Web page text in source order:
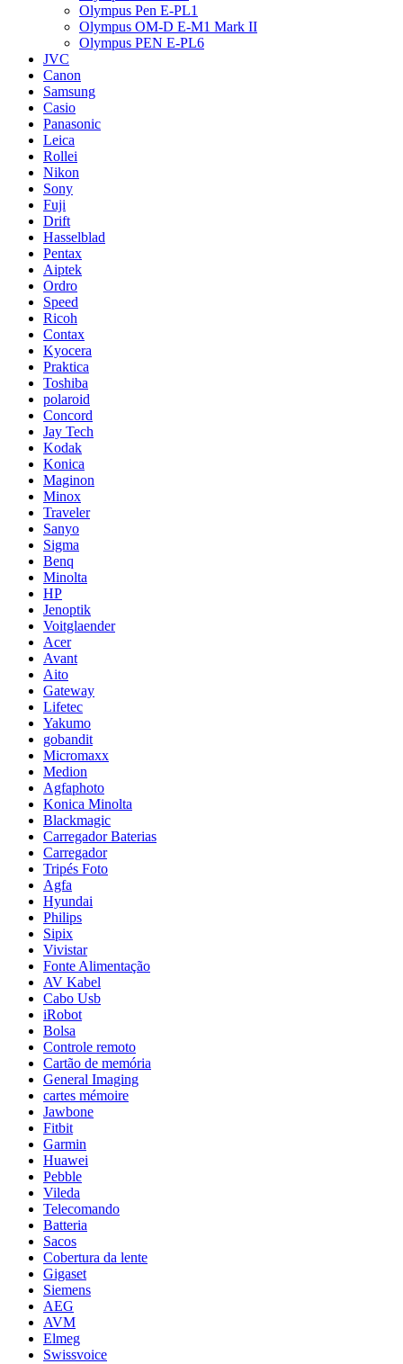
Olympus Pen E-PL1
Olympus OM-D E-M1 Mark II
Olympus PEN E-PL6
JVC
Canon
Samsung
Casio
Panasonic
Leica
Rollei
Nikon
Sony
Fuji
Drift
Hasselblad
Pentax
Aiptek
Ordro
Speed
Ricoh
Contax
Kyocera
Praktica
Toshiba
polaroid
Concord
Jay Tech
Kodak
Konica
Maginon
Minox
Traveler
Sanyo
Sigma
Benq
Minolta
HP
Jenoptik
Voitglaender
Acer
Avant
Aito
Gateway
Lifetec
Yakumo
gobandit
Micromaxx
Medion
Agfaphoto
Konica Minolta
Blackmagic
Carregador Baterias
Carregador
Tripés Foto
Agfa
Hyundai
Philips
Sipix
Vivistar
Fonte Alimentação
AV Kabel
Cabo Usb
iRobot
Bolsa
Controle remoto
Cartão de memória
General Imaging
cartes mémoire
Jawbone
Fitbit
Garmin
Huawei
Pebble
Vileda
Telecomando
Batteria
Sacos
Cobertura da lente
Gigaset
Siemens
AEG
AVM
Elmeg
Swissvoice